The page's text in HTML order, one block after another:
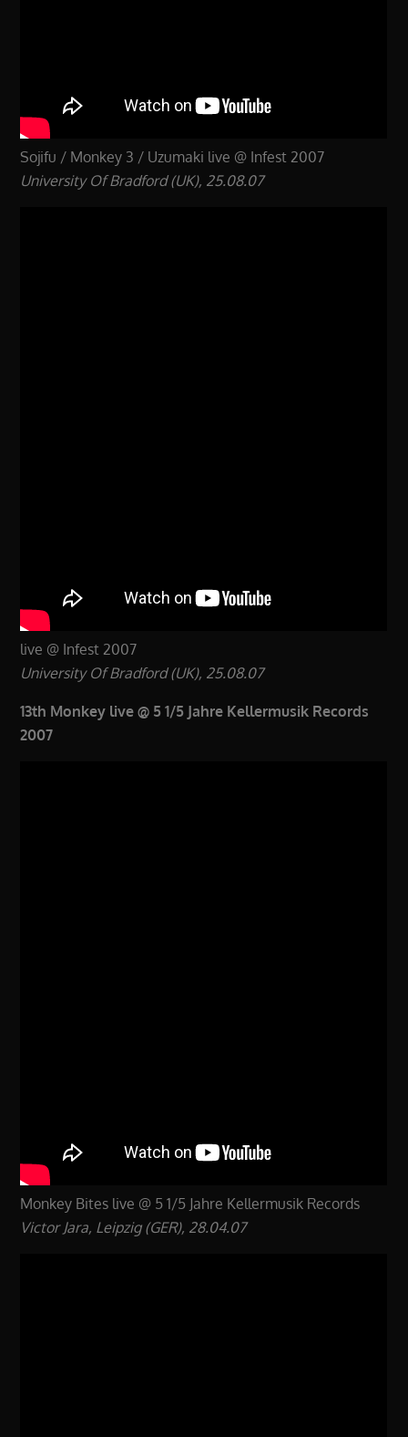
Sojifu / Monkey 3 / Uzumaki live @ Infest 2007
University Of Bradford (UK), 25.08.07
live @ Infest 2007
University Of Bradford (UK), 25.08.07
13th Monkey live @ 5 1/5 Jahre Kellermusik Records
2007
Monkey Bites live @ 5 1/5 Jahre Kellermusik Records
Victor Jara, Leipzig (GER), 28.04.07